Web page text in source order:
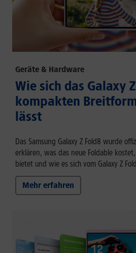
Geräte & Hardware
Wie sich das Galaxy
kompakten
lässt
Das Samsung Galaxy Z Fold8 wurde
erklären, was das neue Foldable
bietet und wie es sich vom Galaxy Z
Mehr erfahren